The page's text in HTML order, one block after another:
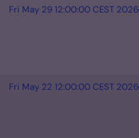
Fri May 29 12:00:00 CEST 2026
Fri May 22 12:00:00 CEST 2026